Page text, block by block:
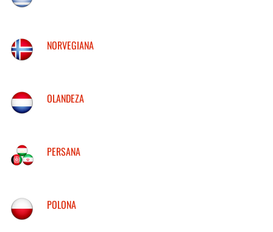
NORVEGIANA
OLANDEZA
PERSANA
POLONA